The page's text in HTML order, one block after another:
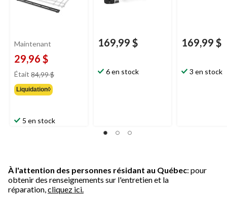
Maintenant
29,96 $
Était 84,99 $
Liquidation◊
5 en stock
169,99 $
6 en stock
169,99 $
3 en stock
À l'attention des personnes résidant au Québec: pour
obtenir des renseignements sur l'entretien et la
réparation,cliquez ici.